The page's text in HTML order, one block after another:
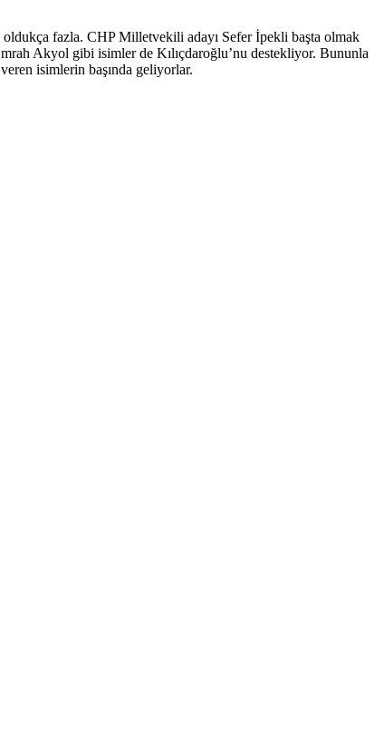
oldukça fazla. CHP Milletvekili adayı Sefer İpekli başta olmak
Akyol gibi isimler de Kılıçdaroğlu’nu destekliyor. Bununla
isimlerin başında geliyorlar.